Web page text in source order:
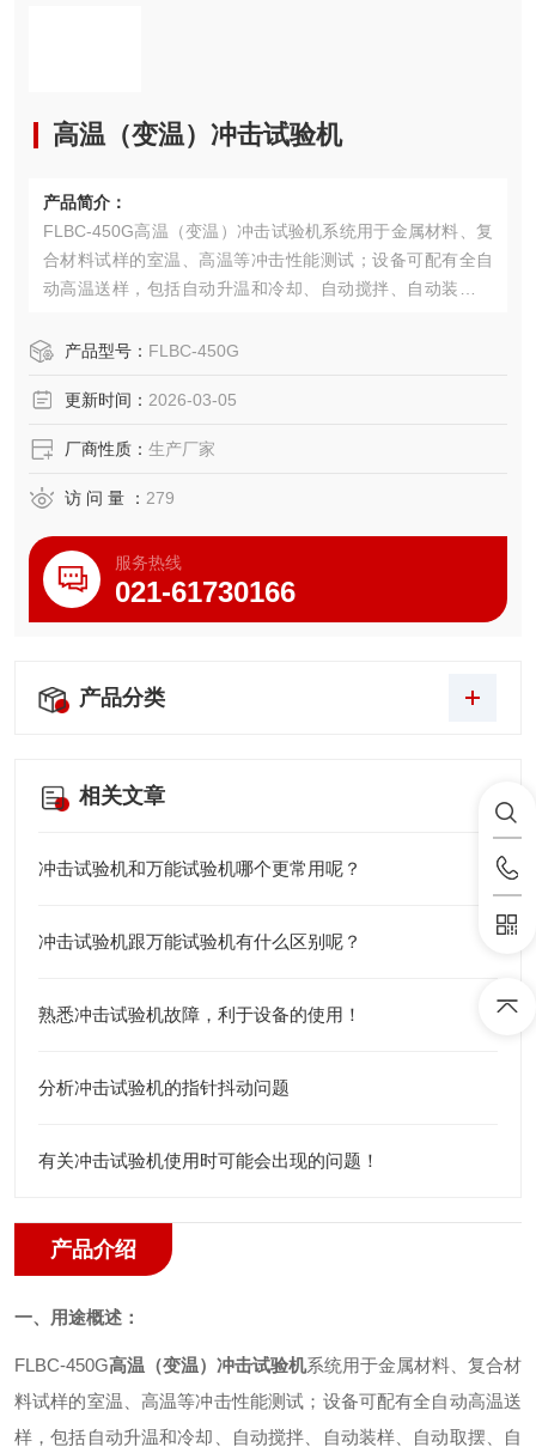
高温（变温）冲击试验机
产品简介：
FLBC-450G高温（变温）冲击试验机系统用于金属材料、复
合材料试样的室温、高温等冲击性能测试；设备可配有全自
动高温送样，包括自动升温和冷却、自动搅拌、自动装样、
产品型号： FLBC-450G
更新时间： 2026-03-05
厂商性质： 生产厂家
访 问 量 ： 279
服务热线
021-61730166
产品分类
相关文章
冲击试验机和万能试验机哪个更常用呢？
冲击试验机跟万能试验机有什么区别呢？
熟悉冲击试验机故障，利于设备的使用！
分析冲击试验机的指针抖动问题
有关冲击试验机使用时可能会出现的问题！
产品介绍
一、用途概述：
FLBC-450G高温（变温）冲击试验机系统用于金属材料、复合材
料试样的室温、高温等冲击性能测试；设备可配有全自动高温送
样，包括自动升温和冷却、自动搅拌、自动装样、自动取摆、自